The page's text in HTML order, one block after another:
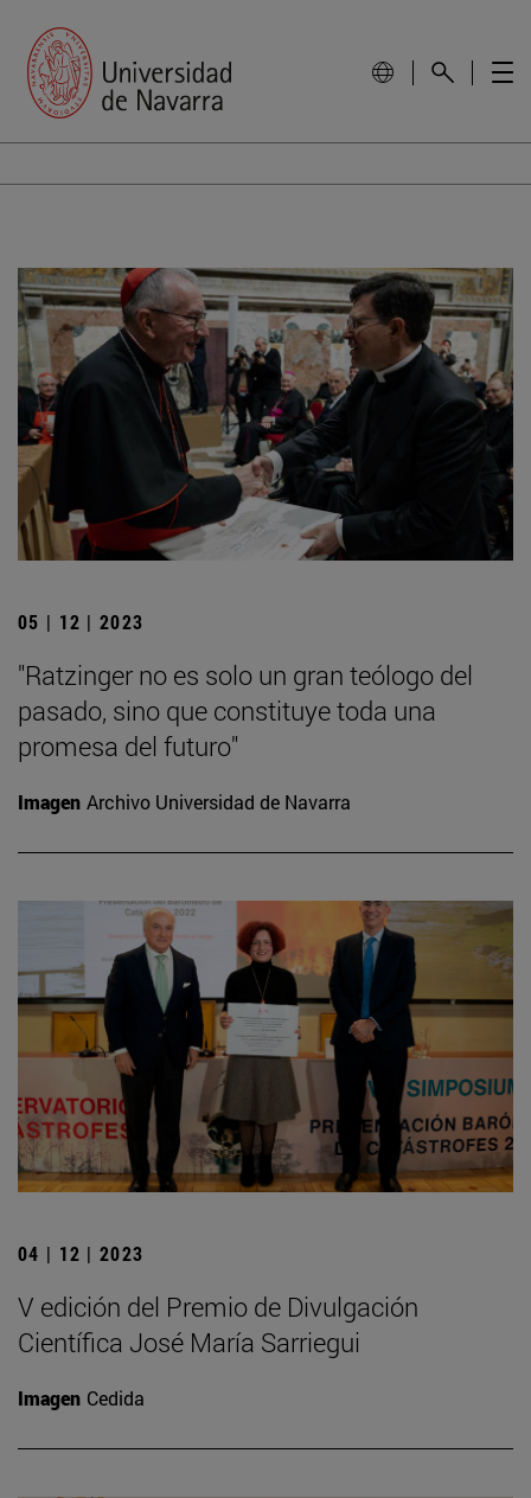
05 | 12 | 2023
"Ratzinger no es solo un gran teólogo del
pasado, sino que constituye toda una
promesa del futuro"
Imagen Archivo Universidad de Navarra
04 | 12 | 2023
V edición del Premio de Divulgación
Científica José María Sarriegui
Imagen Cedida